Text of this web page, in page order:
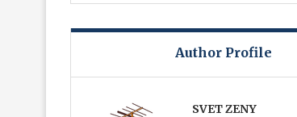
Author Profile
SVET ZENY